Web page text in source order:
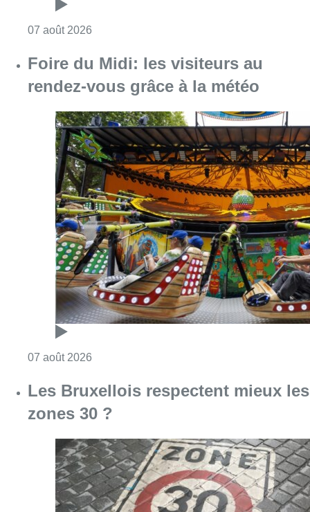
07 août 2026 Consulter l'article "Foire du Midi: les
Les Bruxellois respectent mieux les
zones 30 ?
07 août 2026Consulter l'article "Les Bruxellois